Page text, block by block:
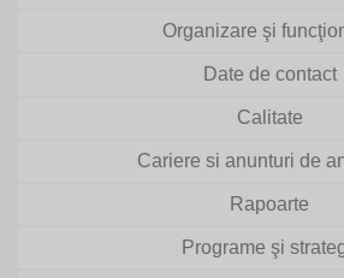
Organizare şi
Date de contact
Calitate
Cariere si anunturi de
Rapoarte
Programe şi